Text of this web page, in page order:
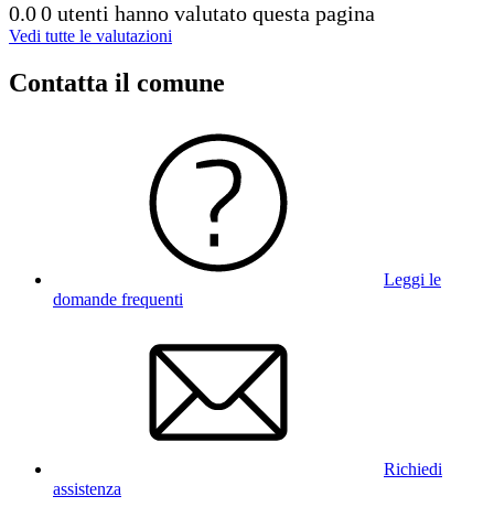
0.00 utenti hanno valutato questa pagina
Vedi tutte le valutazioni
Contatta il comune
Leggi le
domande frequenti
Richiedi
assistenza